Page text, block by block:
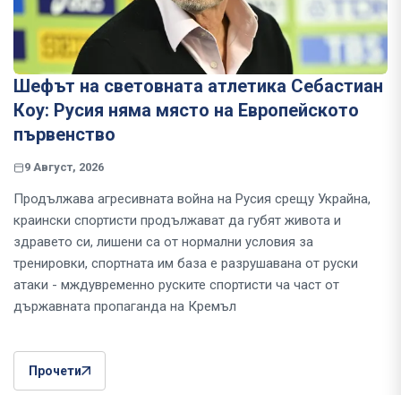
Шефът на световната атлетика Себастиан
Коу: Русия няма място на Европейското
първенство
9 Август, 2026
Продължава агресивната война на Русия срещу Украйна,
краински спортисти продължават да губят живота и
здравето си, лишени са от нормални условия за
тренировки, спортната им база е разрушавана от руски
атаки - мждувременно руските спортисти ча част от
държавната пропаганда на Кремъл
Прочети